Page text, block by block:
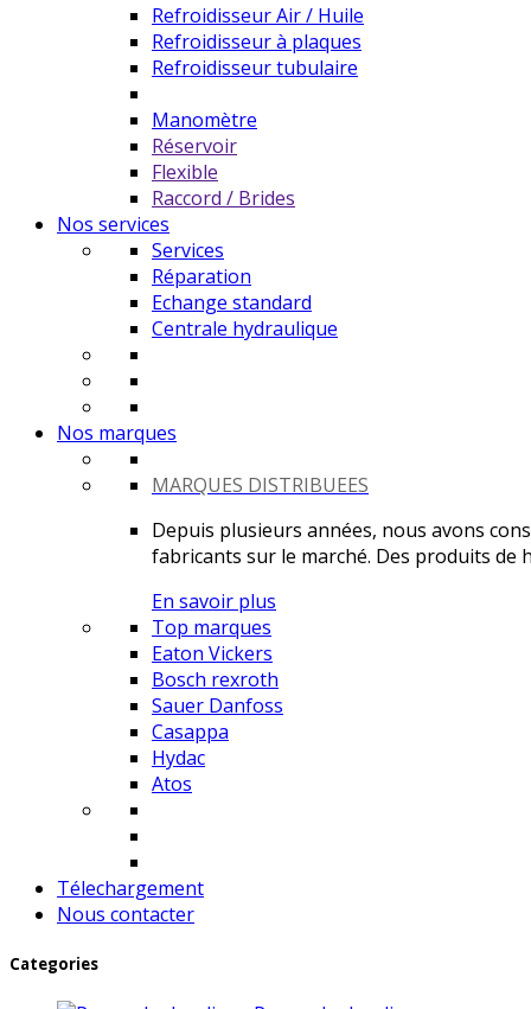
Refroidisseur Air / Huile
Refroidisseur à plaques
Refroidisseur tubulaire
Manomètre
Réservoir
Flexible
Raccord / Brides
Nos services
Services
Réparation
Echange standard
Centrale hydraulique
Nos marques
MARQUES DISTRIBUEES
Depuis plusieurs années, nous avons
fabricants sur le marché. Des produits de
En savoir plus
Top marques
Eaton Vickers
Bosch rexroth
Sauer Danfoss
Casappa
Hydac
Atos
Télechargement
Nous contacter
Categories